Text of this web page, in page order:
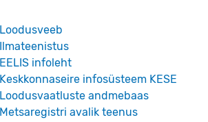
Loodusveeb
Ilmateenistus
EELIS infoleht
Keskkonnaseire infosüsteem KESE
Loodusvaatluste andmebaas
Metsaregistri avalik teenus